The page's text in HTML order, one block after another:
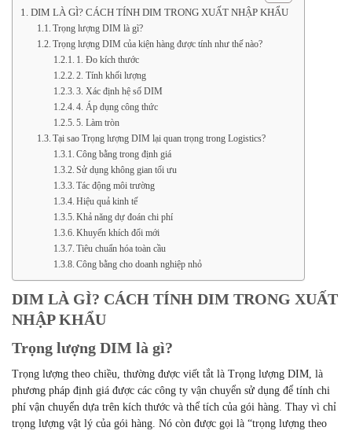
DIM LÀ GÌ? CÁCH TÍNH DIM TRONG XUẤT NHẬP KHẨU
Trọng lượng DIM là gì?
Trọng lượng DIM của kiện hàng được tính như thế nào?
1. Đo kích thước
2. Tính khối lượng
3. Xác định hệ số DIM
4. Áp dụng công thức
5. Làm tròn
Tại sao Trọng lượng DIM lại quan trọng trong Logistics?
Công bằng trong định giá
Sử dụng không gian tối ưu
Tác động môi trường
Hiệu quả kinh tế
Khả năng dự đoán chi phí
Khuyến khích đổi mới
Tiêu chuẩn hóa toàn cầu
Công bằng cho doanh nghiệp nhỏ
DIM LÀ GÌ? CÁCH TÍNH DIM TRONG XUẤT
NHẬP KHẨU
Trọng lượng DIM là gì?
Trọng lượng theo chiều, thường được viết tắt là Trọng lượng DIM, là
phương pháp định giá được các công ty vận chuyển sử dụng để tính chi
phí vận chuyển dựa trên kích thước và thể tích của gói hàng. Thay vì chỉ
trọng lượng vật lý của gói hàng. Nó còn được gọi là “trọng lượng theo